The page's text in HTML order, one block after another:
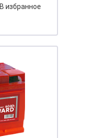
В избранное